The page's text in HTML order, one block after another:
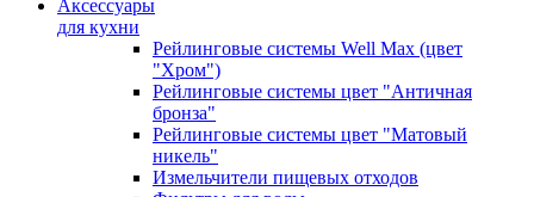
Аксессуары
для кухни
Рейлинговые системы Well Max (цвет
"Хром")
Рейлинговые системы цвет "Античная
бронза"
Рейлинговые системы цвет "Матовый
никель"
Измельчители пищевых отходов